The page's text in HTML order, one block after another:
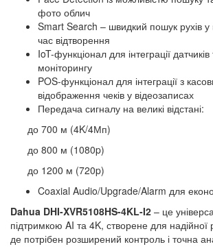
фото облич
Smart Search – швидкий пошук рухів у
час відтворення
IoT-функціонал для інтеграції
моніторингу
POS-функціонал для інтеграції з
відображення чеків у відеозаписах
Передача сигналу на великі відстані:
до 700 м (4K/4Мп)
до 800 м (1080p)
до 1200 м (720p)
Coaxial Audio/Upgrade/Alarm для
Dahua DHI-XVR5108HS-4KL-I2 – це
підтримкою AI та 4K, створене для надійної
де потрібен розширений контроль і точна